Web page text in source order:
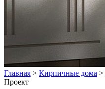
Главная > Кирпичные дома >
Проект